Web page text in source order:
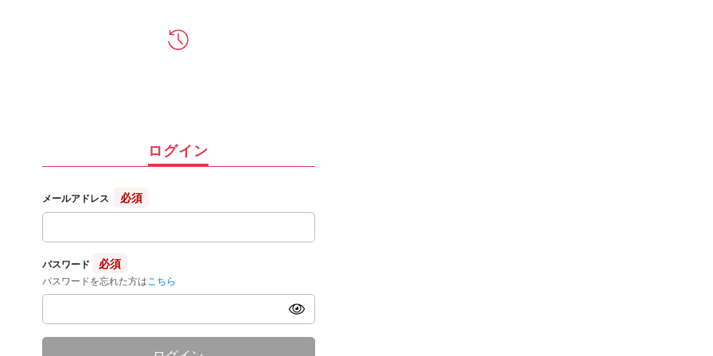
ログイン
メールアドレス 必須
パスワード 必須
パスワードを忘れた方は こちら